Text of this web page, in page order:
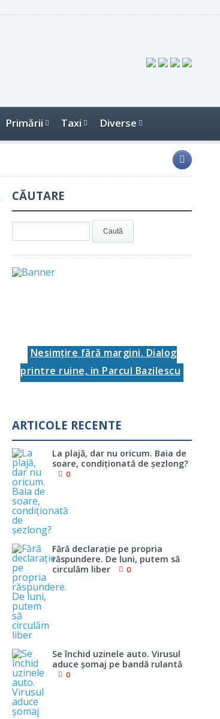
Primării Taxi Diverse
CĂUTARE
Nesimţire fără margini. Dialog
printre ruine, in Parcul Bazilescu
ARTICOLE RECENTE
La plajă, dar nu oricum. Baia de
soare, condiţionată de şezlong?
0
Fără declaraţie pe propria
răspundere. De luni, putem să
circulăm liber
0
Se închid uzinele auto. Virusul
aduce şomaj pe bandă rulantă
0